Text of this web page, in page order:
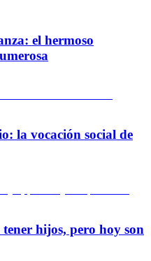
el hermoso
la vocación social de
hijos, pero hoy son